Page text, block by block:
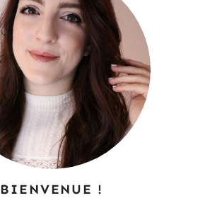
BIENVENUE !